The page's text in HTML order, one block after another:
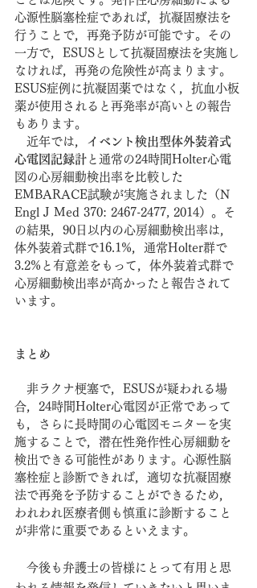
心源性脳塞栓症であれば，抗凝固療法を
行うことで，再発予防が可能です。その
一方で，ESUSとして抗凝固療法を実施し
なければ，再発の危険性が高まります。
ESUS症例に抗凝固薬ではなく，抗血小板
薬が使用されると再発率が高いとの報告
もあります。
近年では， イベント検出型体外装着式
心電図記録計 と通常の24時間Holter心電
図の心房細動検出率を比較した
EMBARACE試験が実施されました（N
Engl J Med 370: 2467-2477, 2014）。そ
の結果，90日以内の心房細動検出率は，
体外装着式群で16.1%，通常Holter群で
3.2%と有意差をもって，体外装着式群で
心房細動検出率が高かったと報告されて
います。
まとめ
非ラクナ梗塞で，ESUSが疑われる場
合，24時間Holter心電図が正常であって
も，さらに長時間の心電図モニターを実
施することで，潜在性発作性心房細動を
検出できる可能性があります。心源性脳
塞栓症と診断できれば，適切な抗凝固療
法で再発を予防することができるため，
われわれ医療者側も慎重に診断すること
が非常に重要であるといえます。
今後も弁護士の皆様にとって有用と思